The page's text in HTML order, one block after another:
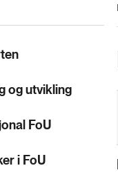
og utvikling
FoU
i FoU